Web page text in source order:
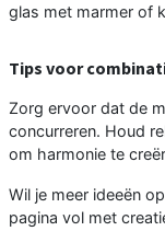
glas met marmer of
Tips voor
Zorg ervoor dat de
concurreren. Houd
om harmonie te
Wil je meer ideeën
pagina vol met